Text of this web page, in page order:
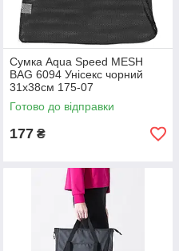
Сумка Aqua Speed MESH
BAG 6094 Унісекс чорний
31x38cм 175-07
Готово до відправки
177 ₴